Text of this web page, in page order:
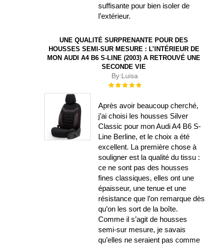
suffisante pour bien isoler de
l’extérieur.
UNE QUALITÉ SURPRENANTE POUR DES
HOUSSES SEMI-SUR MESURE : L’INTÉRIEUR DE
MON AUDI A4 B6 S-LINE (2003) A RETROUVÉ UNE
SECONDE VIE
By:Luisa
Évaluation :
Après avoir beaucoup cherché,
j’ai choisi les housses Silver
Classic pour mon Audi A4 B6 S-
Line Berline, et le choix a été
excellent. La première chose à
souligner est la qualité du tissu :
ce ne sont pas des housses
fines classiques, elles ont une
épaisseur, une tenue et une
résistance que l’on remarque dès
qu’on les sort de la boîte.
Comme il s’agit de housses
semi-sur mesure, je savais
qu’elles ne seraient pas comme